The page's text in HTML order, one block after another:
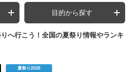
目的から探す
へ行こう！全国の夏祭り情報やランキ
夏祭り2026